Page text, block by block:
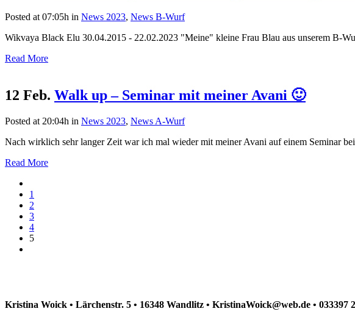
Posted at 07:05h in News 2023, News B-Wurf
Wikvaya Black Elu 30.04.2015 - 22.02.2023 "Meine" kleine Frau Blau aus unserem B-
Read More
12 Feb. Walk up – Seminar mit meiner Avani 🙂
Posted at 20:04h in News 2023, News A-Wurf
Nach wirklich sehr langer Zeit war ich mal wieder mit meiner Avani auf einem Seminar
Read More
1
2
3
4
5
Kristina Woick • Lärchenstr. 5 • 16348 Wandlitz • KristinaWoick@web.de • 033397